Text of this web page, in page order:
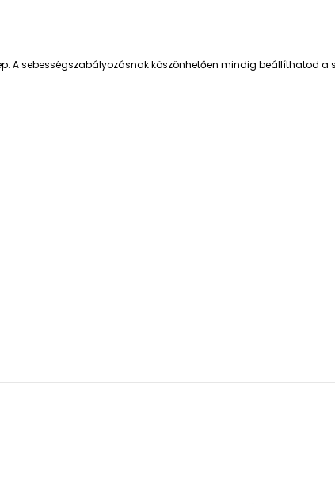
A sebességszabályozásnak köszönhetően mindig beállíthatod a